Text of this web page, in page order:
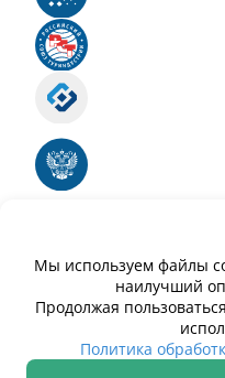
Мы используем файлы
наилучший
Продолжая
Политика